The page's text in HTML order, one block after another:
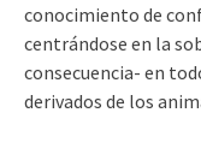
conocimiento de
centrándose en la
consecuencia- en
derivados de los